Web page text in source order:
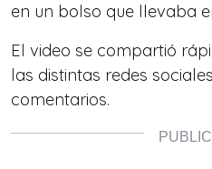
en un bolso que llevaba
El video se compartió
las distintas redes
comentarios.